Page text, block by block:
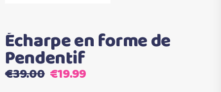
Écharpe en forme de
Pendentif
€39.00 Le
€19.99